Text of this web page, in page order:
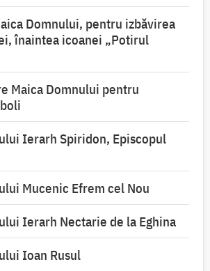
Domnului, pentru izbăvirea
înaintea icoanei „Potirul
Maica Domnului pentru
Ierarh Spiridon, Episcopul
Mucenic Efrem cel Nou
Ierarh Nectarie de la Eghina
Ioan Rusul